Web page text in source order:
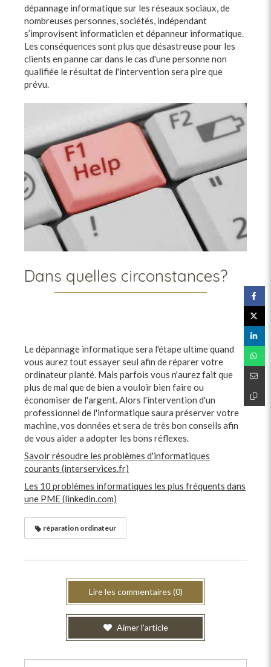
dépannage informatique sur les réseaux sociaux, de
nombreuses personnes, sociétés, indépendant
s’improvisent informaticien et dépanneur informatique.
Les conséquences sont plus que désastreuse pour les
clients en panne car dans le cas d'une personne non
qualifiée le résultat de l'intervention sera pire que
prévu.
Dans quelles circonstances?
Le dépannage informatique sera l'étape ultime quand
vous aurez tout essayer seul afin de réparer votre
ordinateur planté. Mais parfois vous n'aurez fait que
plus de mal que de bien a vouloir bien faire ou
économiser de l'argent. Alors l'intervention d'un
professionnel de l'informatique saura préserver votre
machine, vos données et sera de très bon conseils afin
de vous aider a adopter les bons réflexes.
Savoir résoudre les problèmes d'informatiques
courants (interservices.fr)
Les 10 problèmes informatiques les plus fréquents dans
une PME (linkedin.com)
réparation ordinateur
Lire les commentaires (0)
Aimer l'article